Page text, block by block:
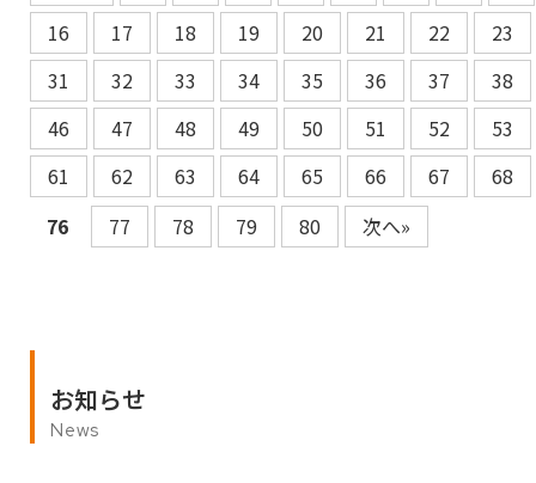
16
17 18 19 20 21 22
23
31
32 33 34 35 36 37
38
46
47 48 49 50 51 52
53
61
62 63 64 65 66 67
68
76
77 78 79 80 次へ»
お知らせ
News